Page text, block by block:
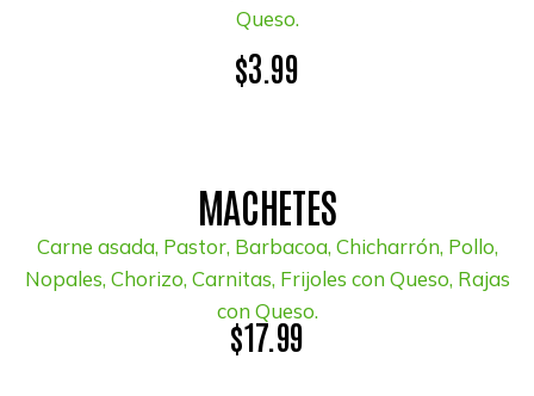
Queso.
$3.99
MACHETES
Carne asada, Pastor, Barbacoa, Chicharrón, Pollo,
Nopales, Chorizo, Carnitas, Frijoles con Queso, Rajas
con Queso.
$17.99